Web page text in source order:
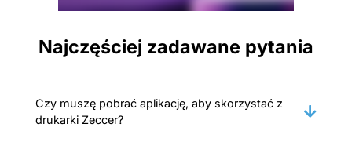
Najczęściej zadawane pytania
Czy muszę pobrać aplikację, aby skorzystać z
drukarki Zeccer?